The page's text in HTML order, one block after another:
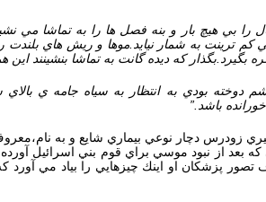
را بي هيچ بار و بنه فصل ها را به تماشا مي
كم ترينت به شمار نيايد.موها و ريش هاي
بگيرد.بگذار كه ديده گانت به تماشا بنشينند
بودي به انتظار به سياه جامه ي بالاي
باشد.”
زودرس دچار نوعي بيماري شايع و به
بعد از نبود موسي براي قوم بني اسرائيل
تصور پزشكان او اينك چيزهايي را بياد مي